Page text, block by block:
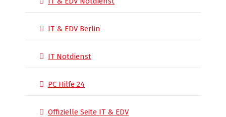
IT & EDV Berlin
IT Notdienst
PC Hilfe 24
Offizielle Seite IT & EDV